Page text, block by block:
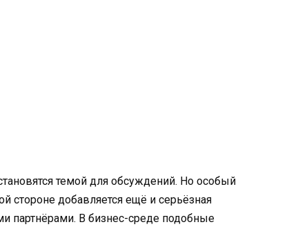
темой для обсуждений. Но особый
стороне добавляется ещё и серьёзная
В бизнес-среде подобные